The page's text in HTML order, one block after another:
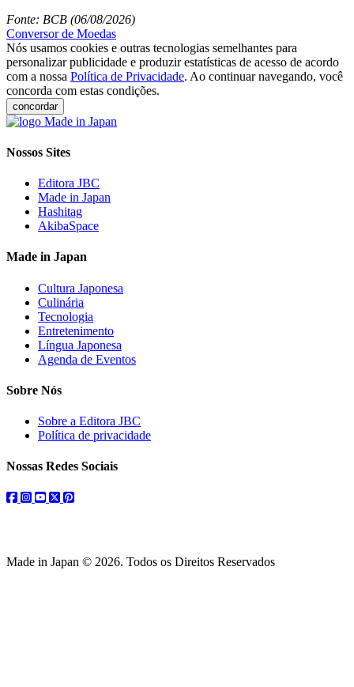
Fonte: BCB (06/08/2026)
Conversor de Moedas
Nós usamos cookies e outras tecnologias semelhantes para
personalizar publicidade e produzir estatísticas de acesso de acordo
com a nossa Política de Privacidade. Ao continuar navegando, você
concorda com estas condições.
concordar
Nossos Sites
Editora JBC
Made in Japan
Hashitag
AkibaSpace
Made in Japan
Cultura Japonesa
Culinária
Tecnologia
Entretenimento
Língua Japonesa
Agenda de Eventos
Sobre Nós
Sobre a Editora JBC
Política de privacidade
Nossas Redes Sociais
facebook
instagram
youtube
twitterpinterest
Made in Japan © 2026. Todos os Direitos Reservados